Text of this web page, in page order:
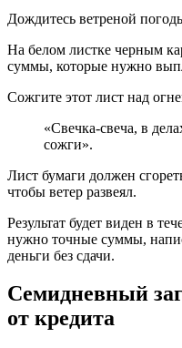
Дождитесь ветреной
На белом листке черным
суммы, которые нужно
Сожгите этот лист над
«Свечка-свеча, в
сожги».
Лист бумаги должен
чтобы ветер развеял.
Результат будет виден в
нужно точные суммы,
деньги без сдачи.
Семидневный
от кредита